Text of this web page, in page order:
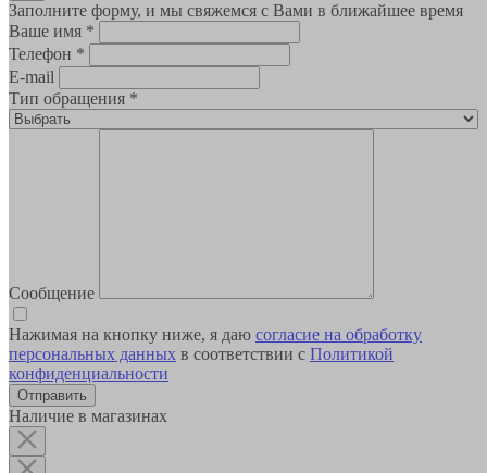
Заполните форму, и мы свяжемся с Вами в ближайшее время
Ваше имя *
Телефон *
E-mail
Тип обращения *
Сообщение
Нажимая на кнопку ниже, я даю согласие на обработку
персональных данных в соответствии с Политикой
конфиденциальности
Наличие в магазинах